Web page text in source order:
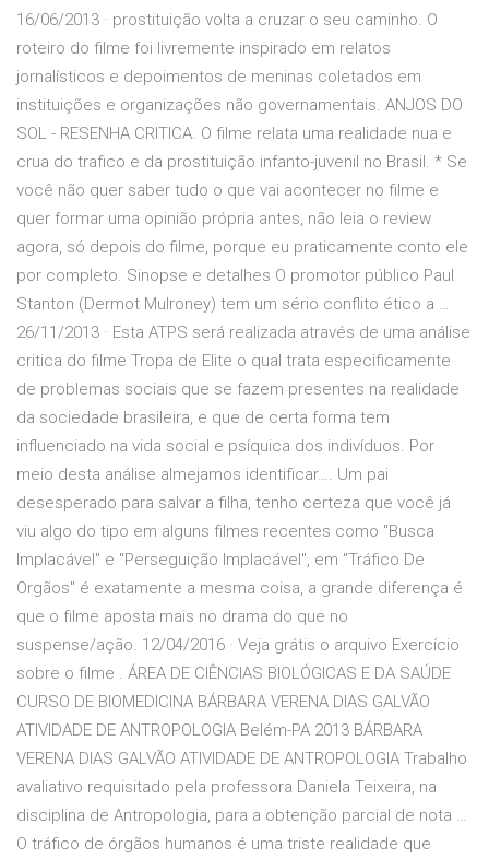
16/06/2013 · prostituição volta a cruzar o seu caminho. O
roteiro do filme foi livremente inspirado em relatos
jornalísticos e depoimentos de meninas coletados em
instituições e organizações não governamentais. ANJOS DO
SOL - RESENHA CRITICA. O filme relata uma realidade nua e
crua do trafico e da prostituição infanto-juvenil no Brasil. * Se
você não quer saber tudo o que vai acontecer no filme e
quer formar uma opinião própria antes, não leia o review
agora, só depois do filme, porque eu praticamente conto ele
por completo. Sinopse e detalhes O promotor público Paul
Stanton (Dermot Mulroney) tem um sério conflito ético a …
26/11/2013 · Esta ATPS será realizada através de uma análise
critica do filme Tropa de Elite o qual trata especificamente
de problemas sociais que se fazem presentes na realidade
da sociedade brasileira, e que de certa forma tem
influenciado na vida social e psíquica dos indivíduos. Por
meio desta análise almejamos identificar…. Um pai
desesperado para salvar a filha, tenho certeza que você já
viu algo do tipo em alguns filmes recentes como "Busca
Implacável" e "Perseguição Implacável", em "Tráfico De
Orgãos" é exatamente a mesma coisa, a grande diferença é
que o filme aposta mais no drama do que no
suspense/ação. 12/04/2016 · Veja grátis o arquivo Exercício
sobre o filme . ÁREA DE CIÊNCIAS BIOLÓGICAS E DA SAÚDE
CURSO DE BIOMEDICINA BÁRBARA VERENA DIAS GALVÃO
ATIVIDADE DE ANTROPOLOGIA Belém-PA 2013 BÁRBARA
VERENA DIAS GALVÃO ATIVIDADE DE ANTROPOLOGIA Trabalho
avaliativo requisitado pela professora Daniela Teixeira, na
disciplina de Antropologia, para a obtenção parcial de nota …
O tráfico de órgãos humanos é uma triste realidade que